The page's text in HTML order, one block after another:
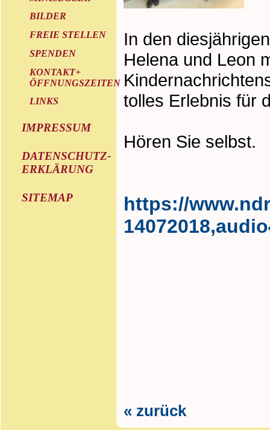
BILDER
FREIE STELLEN
SPENDEN
KONTAKT+
ÖFFNUNGSZEITEN
LINKS
IMPRESSUM
DATENSCHUTZ-
ERKLÄRUNG
SITEMAP
In den
Helena und Leon
tolles Erlebnis für
Hören Sie selbst.
https://
« zurück